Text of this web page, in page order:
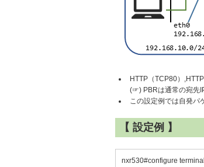
HTTP（TCP80）
(☞) PBRは通常の宛先
この設定例では自発パ
【 設定例 】
nxr530#configure terminal